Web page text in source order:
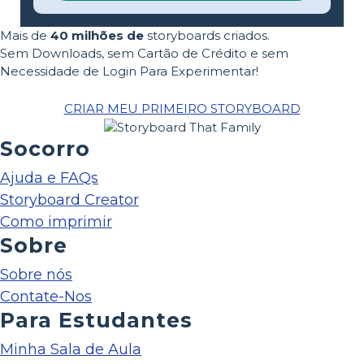
Mais de 40 milhões de storyboards criados.
Sem Downloads, sem Cartão de Crédito e sem
Necessidade de Login Para Experimentar!
CRIAR MEU PRIMEIRO STORYBOARD
Socorro
Ajuda e FAQs
Storyboard Creator
Como imprimir
Sobre
Sobre nós
Contate-Nos
Para Estudantes
Minha Sala de Aula